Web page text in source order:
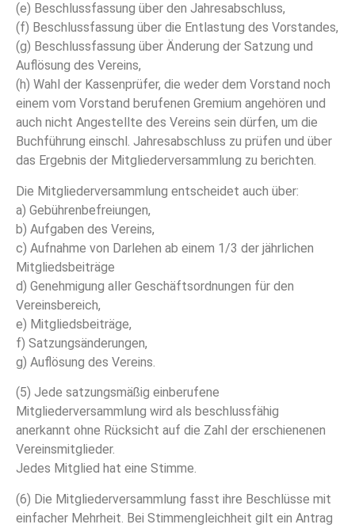
(e) Beschlussfassung über den Jahresabschluss,
(f) Beschlussfassung über die Entlastung des Vorstandes,
(g) Beschlussfassung über Änderung der Satzung und
Auflösung des Vereins,
(h) Wahl der Kassenprüfer, die weder dem Vorstand noch
einem vom Vorstand berufenen Gremium angehören und
auch nicht Angestellte des Vereins sein dürfen, um die
Buchführung einschl. Jahresabschluss zu prüfen und über
das Ergebnis der Mitgliederversammlung zu berichten.
Die Mitgliederversammlung entscheidet auch über:
a) Gebührenbefreiungen,
b) Aufgaben des Vereins,
c) Aufnahme von Darlehen ab einem 1/3 der jährlichen
Mitgliedsbeiträge
d) Genehmigung aller Geschäftsordnungen für den
Vereinsbereich,
e) Mitgliedsbeiträge,
f) Satzungsänderungen,
g) Auflösung des Vereins.
(5) Jede satzungsmäßig einberufene
Mitgliederversammlung wird als beschlussfähig
anerkannt ohne Rücksicht auf die Zahl der erschienenen
Vereinsmitglieder.
Jedes Mitglied hat eine Stimme.
(6) Die Mitgliederversammlung fasst ihre Beschlüsse mit
einfacher Mehrheit. Bei Stimmengleichheit gilt ein Antrag